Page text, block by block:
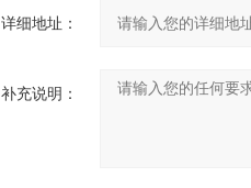
详细地址：
补充说明：